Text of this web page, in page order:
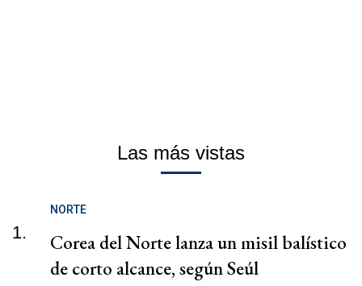
Las más vistas
1.
NORTE
Corea del Norte lanza un misil balístico
de corto alcance, según Seúl